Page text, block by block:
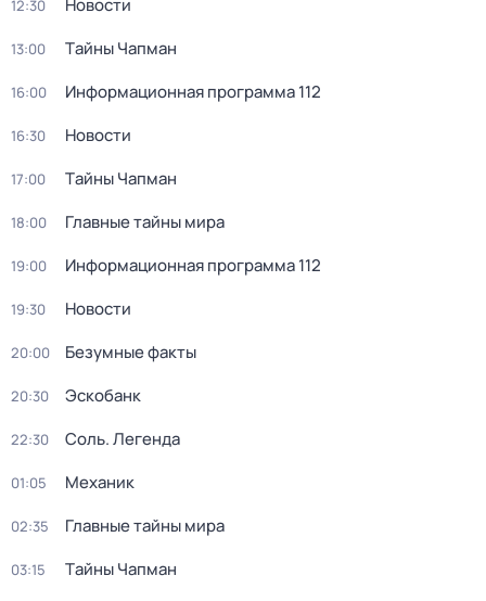
12:30 Новости
13:00 Тaйны Чапман
16:00 Информационная программа 112
16:30 Новости
17:00 Тaйны Чапман
18:00 Главные тайны мира
19:00 Информационная программа 112
19:30 Новости
20:00 Безумные факты
20:30 Эскобанк
22:30 Соль. Легенда
01:05 Механик
02:35 Главные тайны мира
03:15 Тaйны Чапман